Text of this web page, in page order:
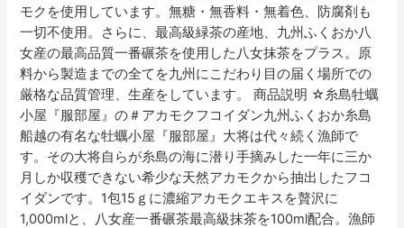
モクを使用しています。無糖・無香料・無着色、防腐剤も
一切不使用。さらに、最高級緑茶の産地、九州ふくおか八
女産の最高品質一番碾茶を使用した八女抹茶をプラス。原
料から製造までの全てを九州にこだわり目の届く場所での
厳格な品質管理、生産をしています。 商品説明 ☆糸島牡蠣
小屋『服部屋』の＃アカモクフコイダン九州ふくおか糸島
船越の有名な牡蠣小屋『服部屋』大将は代々続く漁師で
す。その大将自らが糸島の海に潜り手摘みした一年に三か
月しか収穫できない希少な天然アカモクから抽出したフコ
イダンです。1包15ｇに濃縮アカモクエキスを贅沢に
1,000mlと、八女産一番碾茶最高級抹茶を100ml配合。漁師